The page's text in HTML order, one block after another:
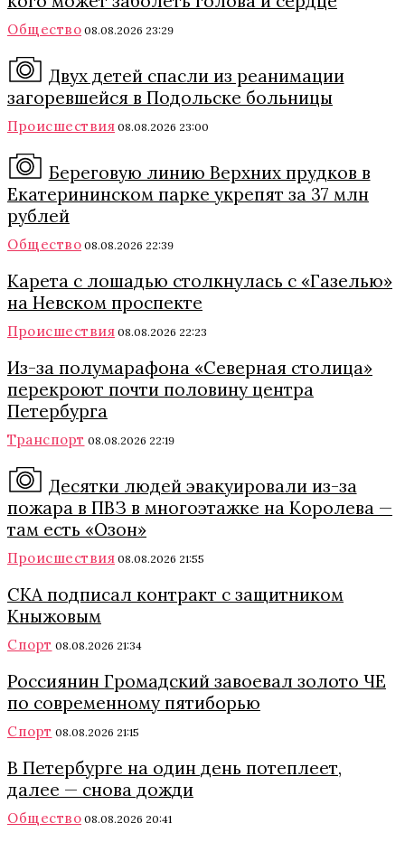
Общество 08.08.2026 23:29
Двух детей спасли из реанимации
загоревшейся в Подольске больницы
Происшествия 08.08.2026 23:00
Береговую линию Верхних прудков в
Екатерининском парке укрепят за 37 млн
рублей
Общество 08.08.2026 22:39
Карета с лошадью столкнулась с «Газелью»
на Невском проспекте
Происшествия 08.08.2026 22:23
Из-за полумарафона «Северная столица»
перекроют почти половину центра
Петербурга
Транспорт 08.08.2026 22:19
Десятки людей эвакуировали из-за
пожара в ПВЗ в многоэтажке на Королева —
там есть «Озон»
Происшествия 08.08.2026 21:55
СКА подписал контракт с защитником
Кныжовым
Спорт 08.08.2026 21:34
Россиянин Громадский завоевал золото ЧЕ
по современному пятиборью
Спорт 08.08.2026 21:15
В Петербурге на один день потеплеет,
далее — снова дожди
Общество 08.08.2026 20:41